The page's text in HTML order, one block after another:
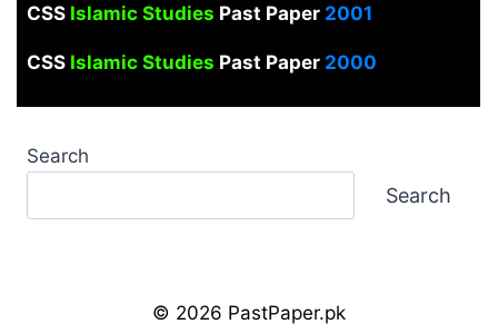
CSSIslamic Studies Past Paper 2001
CSSIslamic Studies Past Paper2000
Search
Search
© 2026 PastPaper.pk